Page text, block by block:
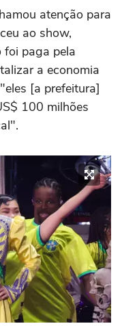
atenção para
ao show,
foi paga pela
a economia
[a prefeitura]
100 milhões